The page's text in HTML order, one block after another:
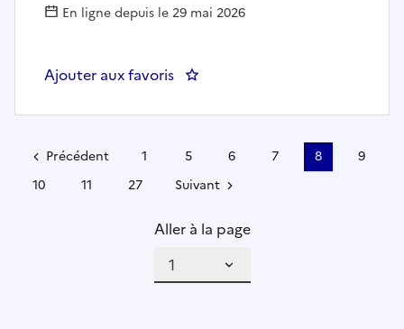
En ligne depuis le 29 mai 2026
Ajouter aux favoris : Ingénieur en imagerie
Précédent 1 5 6 7 8
9
10
11 27 Suivant
Aller à la page